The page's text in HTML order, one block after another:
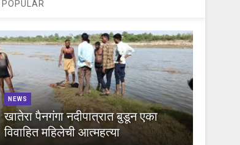
POPULAR
NEWS
खातेरा पैनगंगा नदीपात्रात बुडून एका
विवाहित महिलेची आत्महत्या